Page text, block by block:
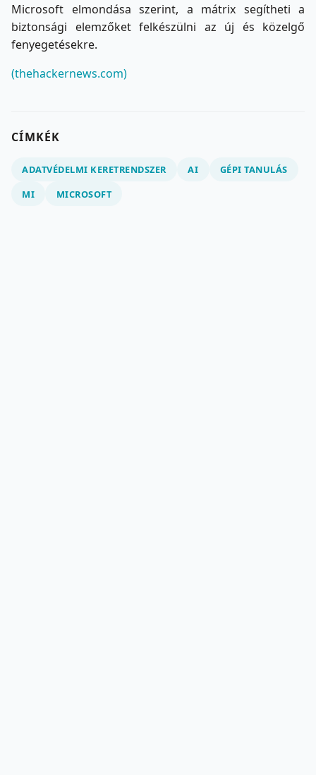
Microsoft elmondása szerint, a mátrix segítheti a
biztonsági elemzőket felkészülni az új és közelgő
fenyegetésekre.
(thehackernews.com)
CÍMKÉK
ADATVÉDELMI KERETRENDSZER AI
GÉPI TANULÁS
MI
MICROSOFT